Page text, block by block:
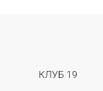
КЛУБ 19